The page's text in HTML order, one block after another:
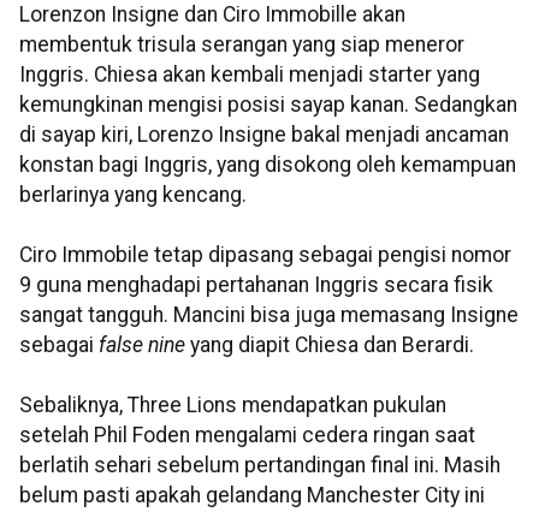
Lorenzon Insigne dan Ciro Immobille akan
membentuk trisula serangan yang siap meneror
Inggris. Chiesa akan kembali menjadi starter yang
kemungkinan mengisi posisi sayap kanan. Sedangkan
di sayap kiri, Lorenzo Insigne bakal menjadi ancaman
konstan bagi Inggris, yang disokong oleh kemampuan
berlarinya yang kencang.
Ciro Immobile tetap dipasang sebagai pengisi nomor
9 guna menghadapi pertahanan Inggris secara fisik
sangat tangguh. Mancini bisa juga memasang Insigne
sebagai false nine yang diapit Chiesa dan Berardi.
Sebaliknya, Three Lions mendapatkan pukulan
setelah Phil Foden mengalami cedera ringan saat
berlatih sehari sebelum pertandingan final ini. Masih
belum pasti apakah gelandang Manchester City ini